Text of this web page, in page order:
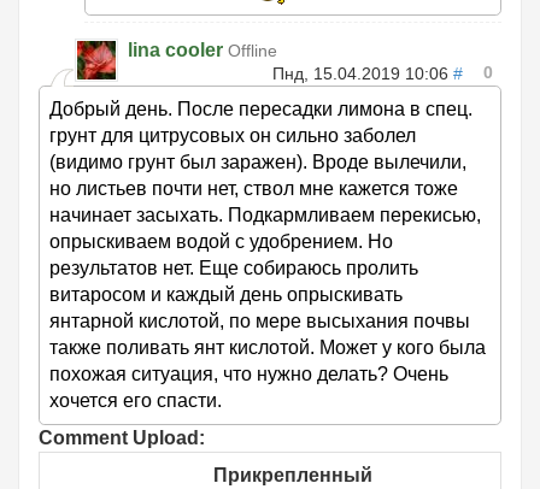
lina cooler Offline
Пнд, 15.04.2019 10:06 # 0
Добрый день. После пересадки лимона в спец.
грунт для цитрусовых он сильно заболел
(видимо грунт был заражен). Вроде вылечили,
но листьев почти нет, ствол мне кажется тоже
начинает засыхать. Подкармливаем перекисью,
опрыскиваем водой с удобрением. Но
результатов нет. Еще собираюсь пролить
витаросом и каждый день опрыскивать
янтарной кислотой, по мере высыхания почвы
также поливать янт кислотой. Может у кого была
похожая ситуация, что нужно делать? Очень
хочется его спасти.
Comment Upload:
Прикрепленный